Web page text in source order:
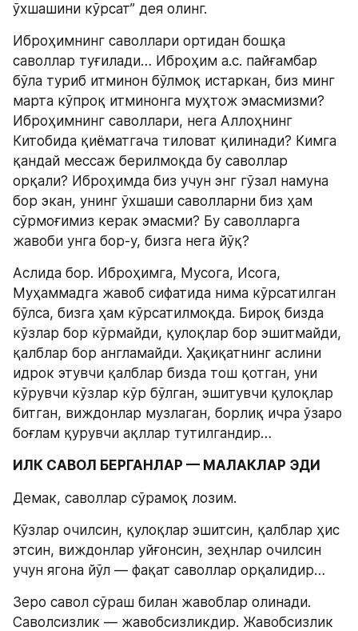
ўхшашини кўрсат” дея олинг.
Иброҳимнинг саволлари ортидан бошқа
саволлар туғилади… Иброҳим а.с. пайғамбар
бўла туриб итминон бўлмоқ истаркан, биз минг
марта кўпроқ итминонга муҳтож эмасмизми?
Иброҳимнинг саволлари, нега Аллоҳнинг
Китобида қиёматгача тиловат қилинади? Кимга
қандай мессаж берилмоқда бу саволлар
орқали? Иброҳимда биз учун энг гўзал намуна
бор экан, унинг ўхшаши саволларни биз ҳам
сўрмоғимиз керак эмасми? Бу саволларга
жавоби унга бор-у, бизга нега йўқ?
Аслида бор. Иброҳимга, Мусога, Исога,
Муҳаммадга жавоб сифатида нима кўрсатилган
бўлса, бизга ҳам кўрсатилмоқда. Бироқ бизда
кўзлар бор кўрмайди, қулоқлар бор эшитмайди,
қалблар бор англамайди. Ҳақиқатнинг аслини
идрок этувчи қалблар бизда тош қотган, уни
кўрувчи кўзлар кўр бўлган, эшитувчи қулоқлар
битган, виждонлар музлаган, борлиқ ичра ўзаро
боғлам қурувчи ақллар тутилгандир…
ИЛК САВОЛ БЕРГАНЛАР — МАЛАКЛАР ЭДИ
Демак, саволлар сўрамоқ лозим.
Кўзлар очилсин, қулоқлар эшитсин, қалблар ҳис
этсин, виждонлар уйғонсин, зеҳнлар очилсин
учун ягона йўл — фақат саволлар орқалидир…
Зеро савол сўраш билан жавоблар олинади.
Саволсизлик — жавобсизликдир. Жавобсизлик